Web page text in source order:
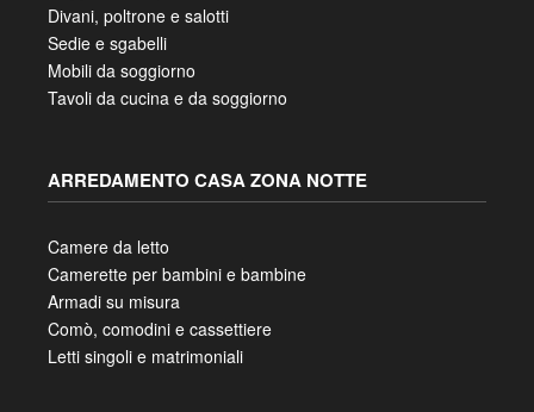
Divani, poltrone e salotti
Sedie e sgabelli
Mobili da soggiorno
Tavoli da cucina e da soggiorno
ARREDAMENTO CASA ZONA NOTTE
Camere da letto
Camerette per bambini e bambine
Armadi su misura
Comò, comodini e cassettiere
Letti singoli e matrimoniali